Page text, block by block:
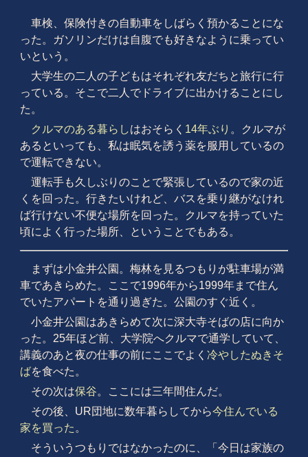
車検、保険付きの自動車をしばらく預かることにな
った。ガソリンだけは自腹でも好きなように乗ってい
いという。
大学生の二人の子どもはそれぞれ友だちと旅行に行
っている。そこで二人でドライブに出かけることにし
た。
クルマのある暮らしはおそらく 14年ぶり 。
クルマが
あるといっても、私は眠気を誘う薬を服用しているの
で運転できない。
運転手も久しぶりのことで緊張しているので家の近
くを回った。行きたいけれど、バスを乗り継がなけれ
ば行けない不便な場所を回った。クルマを持っていた
頃によく行った場所、ということでもある。
まずは小金井公園。梅林を見るつもりが駐車場が満
車であきらめた。ここで1996年から1999年まで住ん
でいたアパートを通り過ぎた。公園のすぐ近く。
小金井公園はあきらめて次に深大寺そばの店に向か
った。25年ほど前、大学院へクルマで通学していて、
講義のあと夜の仕事の前にここでよく 冷やしたぬきそ
ばを食べた。
その次は保谷。ここには三年間住んだ。
その後、UR団地に数年暮らしてから今住んでいる
家を買った 。
そういうつもりではなかったのに、「今日は家族の